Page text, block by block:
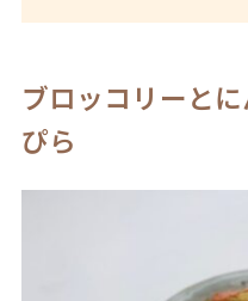
ブロッコリーと
ぴら